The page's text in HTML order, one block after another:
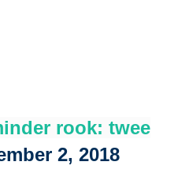
rook: twee
2, 2018